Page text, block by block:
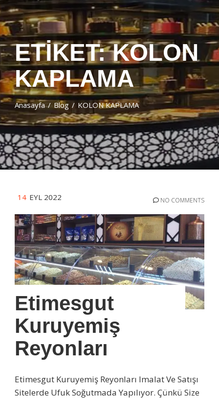
ETIKET:KOLON
KAPLAMA
Anasayfa Blog KOLON KAPLAMA
14 EYL 2022 NO COMMENTS
Etimesgut
Kuruyemiş
Reyonları
Etimesgut Kuruyemiş Reyonları Imalat Ve Satışı
Sitelerde Ufuk Soğutmada Yapılıyor. Çünkü Size